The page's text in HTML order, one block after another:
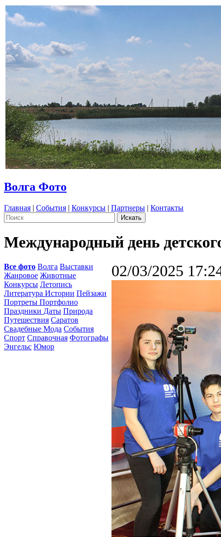
Волга Фото
Главная | События | Конкурсы | Партнеры | Контакты
Международный день
Все фото Волга Выставки
Жанровое Животные
Конкурсы Летопись
Литература Истории Пейзажи
Портреты Портфолио
Праздники Даты Природа
Путешествия Саратов
Свадебные Мода События
Спорт Справочная Фотографы
Энгельс Юмор
02/03/2025